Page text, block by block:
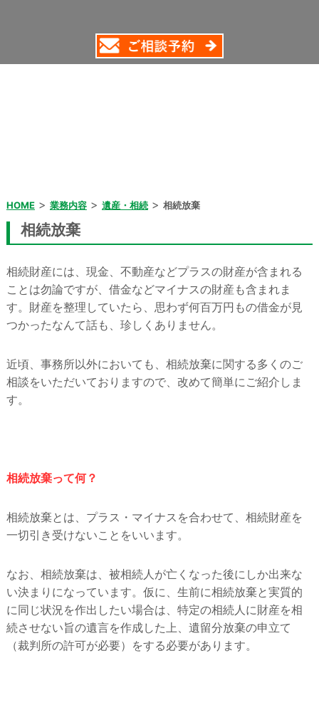
HOME> 業務内容> 遺産・相続> 相続放棄
相続放棄
相続財産には、現金、不動産などプラスの財産が含まれる
ことは勿論ですが、借金などマイナスの財産も含まれま
す。財産を整理していたら、思わず何百万円もの借金が見
つかったなんて話も、珍しくありません。
近頃、事務所以外においても、相続放棄に関する多くのご
相談をいただいておりますので、改めて簡単にご紹介しま
す。
相続放棄って何？
相続放棄とは、プラス・マイナスを合わせて、相続財産を
一切引き受けないことをいいます。
なお、相続放棄は、被相続人が亡くなった後にしか出来な
い決まりになっています。仮に、生前に相続放棄と実質的
に同じ状況を作出したい場合は、特定の相続人に財産を相
続させない旨の遺言を作成した上、遺留分放棄の申立て
（裁判所の許可が必要）をする必要があります。